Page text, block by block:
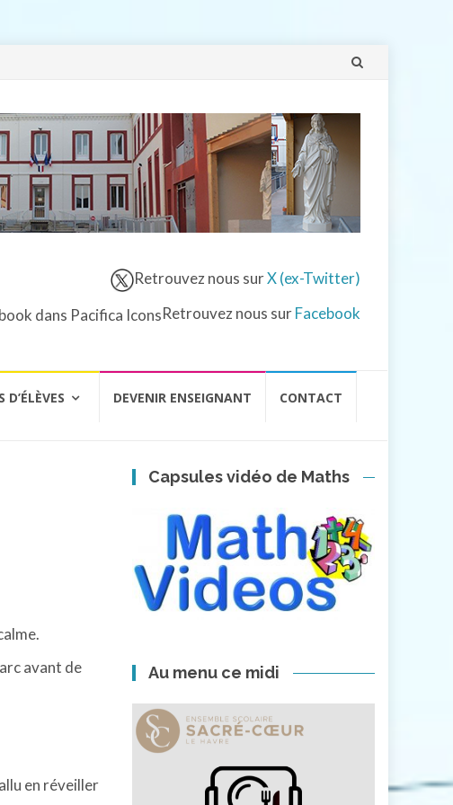
Aller
Retrouvez nous surX (ex-Twitter)
Retrouvez nous surFacebook
D’ÉLÈVES DEVENIR ENSEIGNANT CONTACT
avant de
en réveiller
Capsules vidéo de Maths
Au menu ce midi